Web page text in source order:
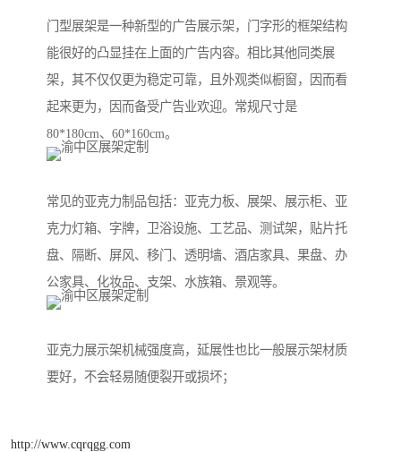
门型展架是一种新型的广告展示架，门字形的框架结构
能很好的凸显挂在上面的广告内容。相比其他同类展
架，其不仅仅更为稳定可靠，且外观类似橱窗，因而看
起来更为，因而备受广告业欢迎。常规尺寸是
80*180cm、60*160cm。
常见的亚克力制品包括：亚克力板、展架、展示柜、亚
克力灯箱、字牌，卫浴设施、工艺品、测试架，贴片托
盘、隔断、屏风、移门、透明墙、酒店家具、果盘、办
公家具、化妆品、支架、水族箱、景观等。
亚克力展示架机械强度高，延展性也比一般展示架材质
要好，不会轻易随便裂开或损坏；
http://www.cqrqgg.com